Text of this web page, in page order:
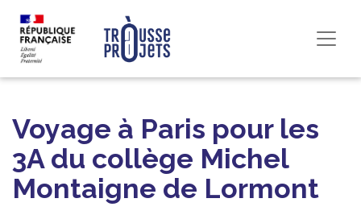
Voyage à Paris pour les
3A du collège Michel
Montaigne de Lormont